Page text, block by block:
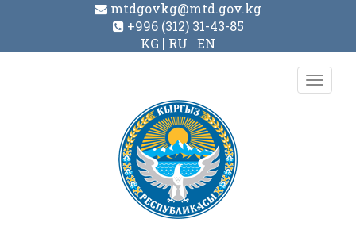
mtdgovkg@mtd.gov.kg
+996 (312) 31-43-85
KG
RU EN
Toggle